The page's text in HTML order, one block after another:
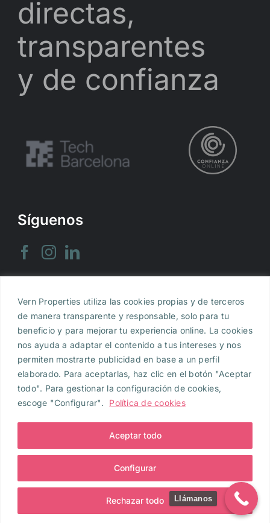
Vern Properties utiliza las cookies propias y de terceros
de manera transparente y responsable, solo para tu
beneficio y para mejorar tu experiencia online. La cookies
nos ayuda a adaptar el contenido a tus intereses y nos
permiten mostrarte publicidad en base a un perfil
elaborado. Para aceptarlas, haz clic en el botón "Aceptar
todo". Para gestionar la configuración de cookies,
escoge "Configurar".
Política de cookies
Configurar
Rechazar todo
Aceptar todo
directas,
transparentes
y de confianza
Síguenos
Aviso legal|Política de Privacidad| Política de
Cookies
Vern Properties, S.L., inscrita en el Registro
Mercantil de Barcelona al Tomo 47.622, Folio 148,
Hoja B-557.390, Inscripción 1. NIF B-2980639 e y con
domicilio en Calle Muntaner de Barcelona, 354, 4º
2ª, 08021 , Barcelona. Para cualquier consulta
puedes
2024. Todos los derechos reservados.
Llámanos